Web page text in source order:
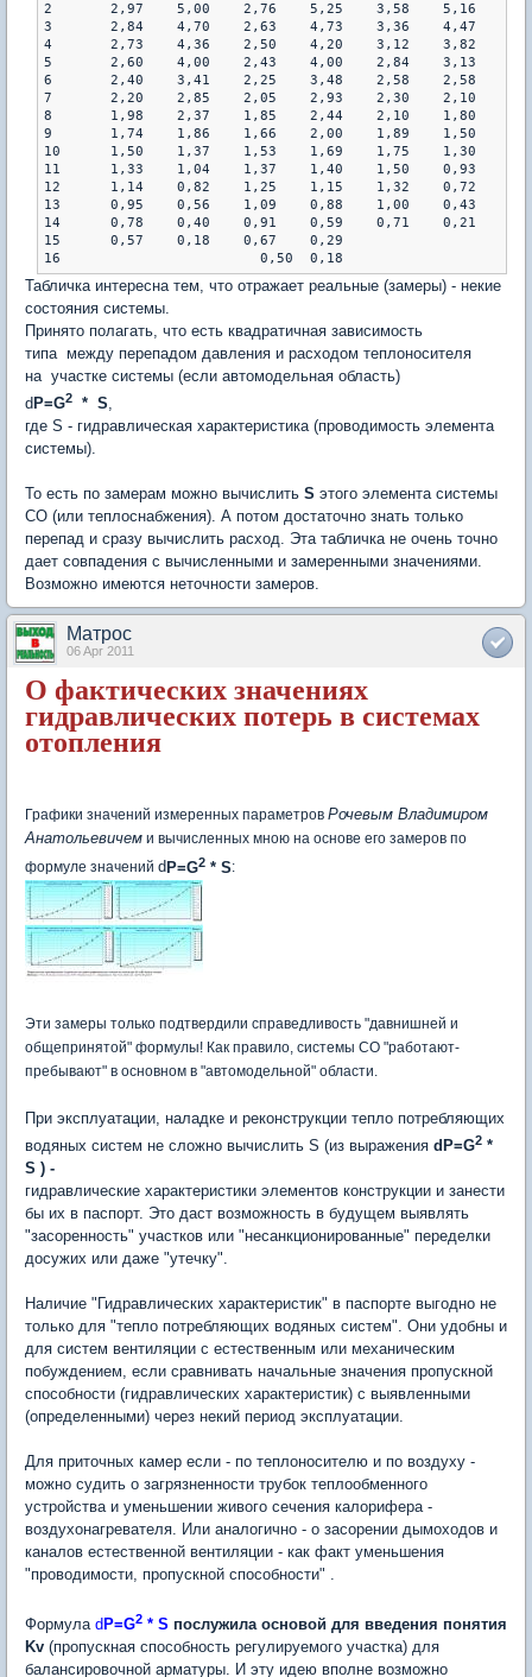
2	2,97	5,00	2,76	5,25	3,58	5,16	2,67	4,50
3	2,84	4,70	2,63	4,73	3,36	4,47	2,53	4,05
4	2,73	4,36	2,50	4,20	3,12	3,82	2,31	3,44
5	2,60	4,00	2,43	4,00	2,84	3,13	2,11	2,90
6	2,40	3,41	2,25	3,48	2,58	2,58	1,90	2,31
7	2,20	2,85	2,05	2,93	2,30	2,10	1,64	1,74
8	1,98	2,37	1,85	2,44	2,10	1,80	1,40	1,26
9	1,74	1,86	1,66	2,00	1,89	1,50	1,20	0,94
10	1,50	1,37	1,53	1,69	1,75	1,30	1,10	0,77
11	1,33	1,04	1,37	1,40	1,50	0,93	0,90	0,52
12	1,14	0,82	1,25	1,15	1,32	0,72	0,74	0,36
13	0,95	0,56	1,09	0,88	1,00	0,43	0,52	0,18
14	0,78	0,40	0,91	0,59	0,71	0,21
15	0,57	0,18	0,67	0,29
Табличка интересна тем, что отражает реальные (замеры) - некие
состояния системы.
Принято полагать, что есть квадратичная зависимость
типа между перепадом давления и расходом теплоносителя
на участке системы (если автомодельная область)
d P=G2 * S,
где S - гидравлическая характеристика (проводимость элемента
системы).
То есть по замерам можно вычислить S этого элемента системы
СО (или теплоснабжения). А потом достаточно знать только
перепад и сразу вычислить расход. Эта табличка не очень точно
дает совпадения с вычисленными и замеренными значениями.
Возможно имеются неточности замеров.
Матрос
06 Apr 2011
О фактических значениях
гидравлических потерь в системах
отопления
Графики значений измеренных параметров Рочевым Владимиром
Анатольевичем и вычисленных мною на основе его замеров по
формуле значений dP=G2 * S:
Эти замеры только подтвердили справедливость "давнишней и
общепринятой" формулы! Как правило, системы СО "работают-
пребывают" в основном в "автомодельной" области.
При эксплуатации, наладке и реконструкции тепло потребляющих
водяных систем не сложно вычислить S (из выражения dP=G2 *
S ) -
гидравлические характеристики элементов конструкции и занести
бы их в паспорт. Это даст возможность в будущем выявлять
"засоренность" участков или "несанкционированные" переделки
досужих или даже "утечку".
Наличие "Гидравлических характеристик" в паспорте выгодно не
только для "тепло потребляющих водяных систем". Они удобны и
для систем вентиляции с естественным или механическим
побуждением, если сравнивать начальные значения пропускной
способности (гидравлических характеристик) с выявленными
(определенными) через некий период эксплуатации.
Для приточных камер если - по теплоносителю и по воздуху -
можно судить о загрязненности трубок теплообменного
устройства и уменьшении живого сечения калорифера -
воздухонагревателя. Или аналогично - о засорении дымоходов и
каналов естественной вентиляции - как факт уменьшения
"проводимости, пропускной способности" .
Формула d P=G2 * S послужила основой для введения понятия
Kv (пропускная способность регулируемого участка) для
балансировочной арматуры. И эту идею вполне возможно